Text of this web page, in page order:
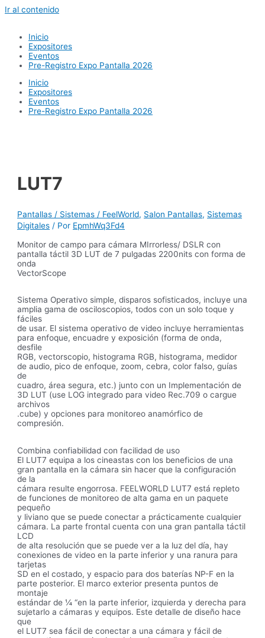
Ir al contenido
Inicio
Expositores
Eventos
Pre-Registro Expo Pantalla 2026
Inicio
Expositores
Eventos
Pre-Registro Expo Pantalla 2026
LUT7
Pantallas / Sistemas / FeelWorld, Salon Pantallas, Sistemas
Digitales / Por EpmhWq3Fd4
Monitor de campo para cámara MIrrorless/ DSLR con
pantalla táctil 3D LUT de 7 pulgadas 2200nits con forma de
onda
VectorScope
Sistema Operativo simple, disparos sofisticados, incluye una
amplia gama de osciloscopios, todos con un solo toque y
fáciles
de usar. El sistema operativo de video incluye herramientas
para enfoque, encuadre y exposición (forma de onda,
desfile
RGB, vectorscopio, histograma RGB, histograma, medidor
de audio, pico de enfoque, zoom, cebra, color falso, guías
de
cuadro, área segura, etc.) junto con un Implementación de
3D LUT (use LOG integrado para video Rec.709 o cargue
archivos
.cube) y opciones para monitoreo anamórfico de
compresión.
Combina confiabilidad con facilidad de uso
El LUT7 equipa a los cineastas con los beneficios de una
gran pantalla en la cámara sin hacer que la configuración
de la
cámara resulte engorrosa. FEELWORLD LUT7 está repleto
de funciones de monitoreo de alta gama en un paquete
pequeño
y liviano que se puede conectar a prácticamente cualquier
cámara. La parte frontal cuenta con una gran pantalla táctil
LCD
de alta resolución que se puede ver a la luz del día, hay
conexiones de video en la parte inferior y una ranura para
tarjetas
SD en el costado, y espacio para dos baterías NP-F en la
parte posterior. El marco exterior presenta puntos de
montaje
estándar de ¼ “en la parte inferior, izquierda y derecha para
sujetarlo a cámaras y equipos. Este detalle de diseño hace
que
el LUT7 sea fácil de conectar a una cámara y fácil de